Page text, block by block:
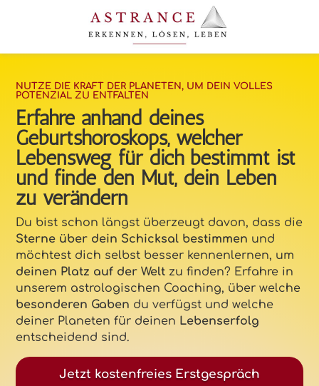
NUTZE DIE KRAFT DER PLANETEN, UM DEIN VOLLES
POTENZIAL ZU ENTFALTEN
Erfahre anhand deines
Geburtshoroskops, welcher
Lebensweg für dich bestimmt ist
und finde den Mut, dein Leben
zu verändern
Du bist schon längst überzeugt davon, dass die
Sterne über dein Schicksal bestimmen und
möchtest dich selbst besser kennenlernen, um
deinen Platz auf der Welt zu finden? Erfahre in
unserem astrologischen Coaching, über welche
besonderen Gaben du verfügst und welche
deiner Planeten für deinen Lebenserfolg
entscheidend sind.
Jetzt kostenfreies Erstgespräch